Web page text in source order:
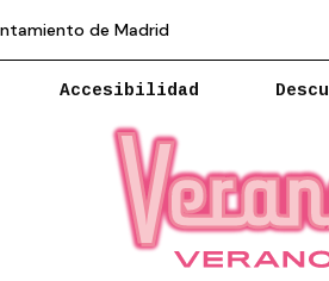
de Madrid
Accesibilidad